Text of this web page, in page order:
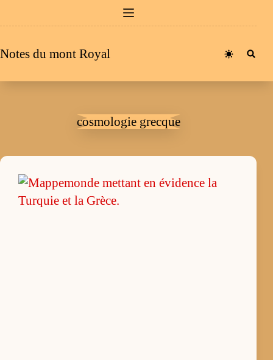
au
Notes du mont Royal
cosmologie grecque